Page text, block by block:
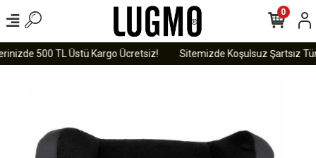
500 TL Üstü Kargo Ücretsiz! Sitemizde Koşulsuz Şartsız
0